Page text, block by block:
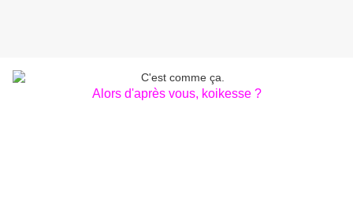
Alors d'après vous, koikesse ?